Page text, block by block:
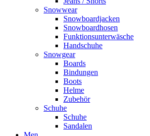
Snowwear
Snowboardjacken
Snowboardhosen
Funktionsunterwäsche
Handschuhe
Snowgear
Boards
Bindungen
Boots
Helme
Zubehör
Schuhe
Schuhe
Sandalen